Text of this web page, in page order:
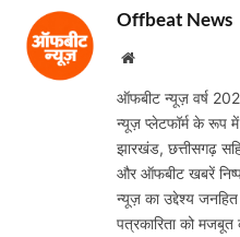
Offbeat News
Website
ऑफबीट न्यूज़ वर्ष
न्यूज़ प्लेटफॉर्म के रूप
झारखंड, छत्तीसगढ़
और ऑफबीट खबरें
न्यूज़ का उद्देश्य
पत्रकारिता को